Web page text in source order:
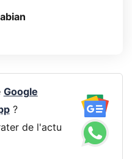
Google
?
de l'actu